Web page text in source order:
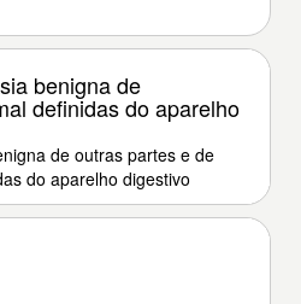
benigna de
definidas do aparelho
de outras partes e de
do aparelho digestivo